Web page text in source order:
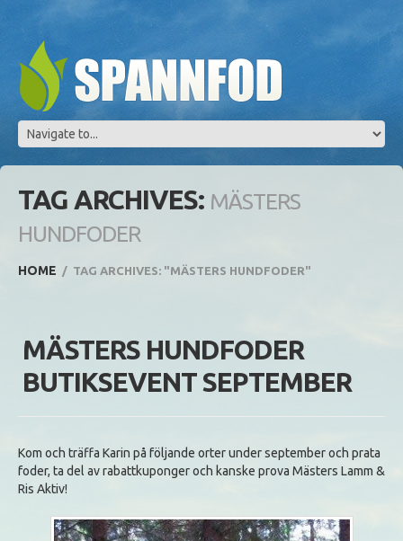
TAG ARCHIVES: MÄSTERS
HUNDFODER
HOME TAG ARCHIVES: "MÄSTERS HUNDFODER"
MÄSTERS HUNDFODER
BUTIKSEVENT SEPTEMBER
Kom och träffa Karin på följande orter under september och prata
foder, ta del av rabattkuponger och kanske prova Mästers Lamm &
Ris Aktiv!